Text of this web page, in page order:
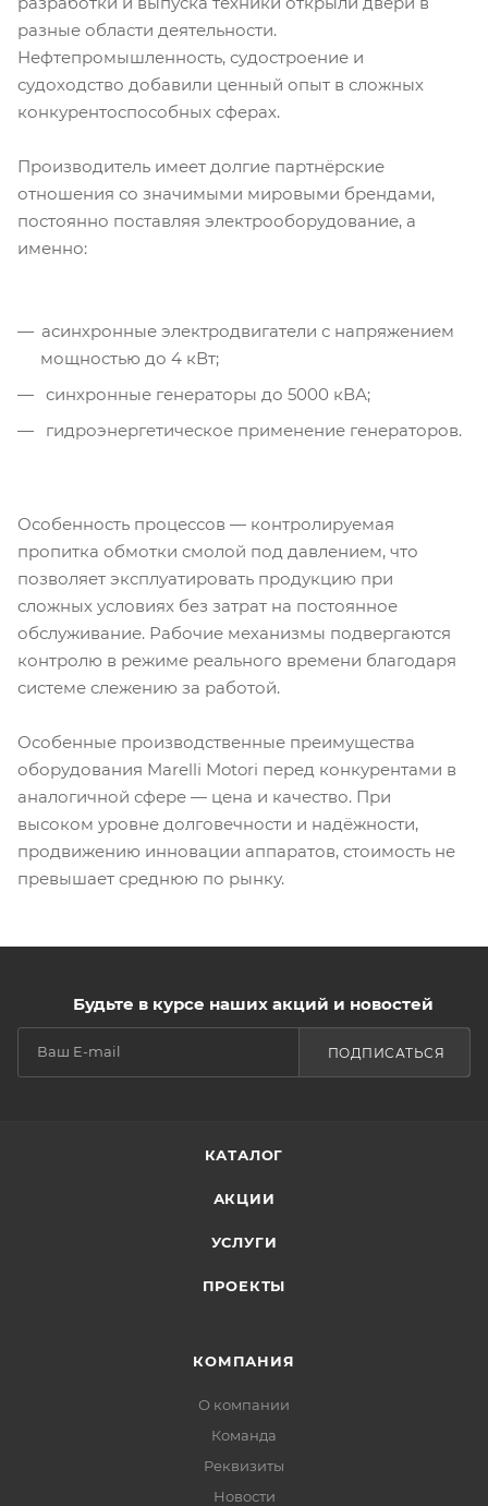
разные области деятельности.
Нефтепромышленность, судостроение и
судоходство добавили ценный опыт в сложных
конкурентоспособных сферах.
Производитель имеет долгие партнёрские
отношения со значимыми мировыми брендами,
постоянно поставляя электрооборудование, а
именно:
асинхронные электродвигатели с напряжением
мощностью до 4 кВт;
синхронные генераторы до 5000 кВА;
гидроэнергетическое применение генераторов.
Особенность процессов — контролируемая
пропитка обмотки смолой под давлением, что
позволяет эксплуатировать продукцию при
сложных условиях без затрат на постоянное
обслуживание. Рабочие механизмы подвергаются
контролю в режиме реального времени благодаря
системе слежению за работой.
Особенные производственные преимущества
оборудования Marelli Motori перед конкурентами в
аналогичной сфере — цена и качество. При
высоком уровне долговечности и надёжности,
продвижению инновации аппаратов, стоимость не
превышает среднюю по рынку.
Будьте в курсе наших акций и новостей
ПОДПИСАТЬСЯ
КАТАЛОГ
АКЦИИ
УСЛУГИ
ПРОЕКТЫ
КОМПАНИЯ
О компании
Команда
Реквизиты
Новости